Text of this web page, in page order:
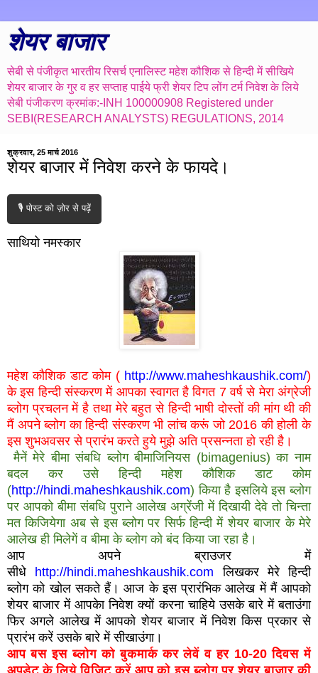
शेयर बाजार
सेबी से पंजीकृत भारतीय रिसर्च एनालिस्ट महेश कौशिक से हिन्दी में सीखिये
शेयर बाजार के गुर व हर सप्ताह पाईये फ्री शेयर टिप लोंग टर्म निवेश के लिये
सेबी पंजीकरण क्रमांक:-INH 100000908 Registered under
SEBI(RESEARCH ANALYSTS) REGULATIONS, 2014
शुक्रवार, 25 मार्च 2016
शेयर बाजार में निवेश करने के फायदे।
🎙️ पोस्ट को ज़ोर से पढ़ें
साथियो नमस्कार
महेश कौशिक डाट कोम ( http://www.maheshkaushik.com/)
के इस हिन्दी संस्करण में आपका स्वागत है विगत 7 वर्ष से मेरा अंग्रेजी
ब्लोग प्रचलन में है तथा मेरे बहुत से हिन्दी भाषी दोस्तों की मांग थी की
मैं अपने ब्लोग का हिन्दी संस्करण भी लांच करूं जो 2016 की होली के
इस शुभअवसर से प्रारंभ करते हुये मुझे अति प्रसन्नता हो रही है।
मैनें मेरे बीमा संबधि ब्लोग बीमाजिनियस (bimagenius) का नाम
बदल कर उसे हिन्दी महेश कौशिक डाट कोम
(http://hindi.maheshkaushik.com) किया है इसलिये इस ब्लोग
पर आपको बीमा संबधि पुराने आलेख अग्रेंजी में दिखायी देवे तो चिन्ता
मत किजियेगा अब से इस ब्लोग पर सिर्फ हिन्दी में शेयर बाजार के मेरे
आलेख ही मिलेगें व बीमा के ब्लोग को बंद किया जा रहा है।
आप अपने ब्राउजर में
सीधे http://hindi.maheshkaushik.com लिखकर मेरे हिन्दी
ब्लोग को खोल सकते हैं। आज के इस प्रारंभिक आलेख में मैं आपको
शेयर बाजार में आपकेा निवेश क्यों करना चाहिये उसके बारे में बताउंगा
फिर अगले आलेख में आपको शेयर बाजार में निवेश किस प्रकार से
प्रारंभ करें उसके बारे में सीखाउंगा।
आप बस इस ब्लोग को बुकमार्क कर लेवें व हर 10-20 दिवस में
अपडेट के लिये विजिट करें आप को इस ब्लोग पर शेयर बाजार की